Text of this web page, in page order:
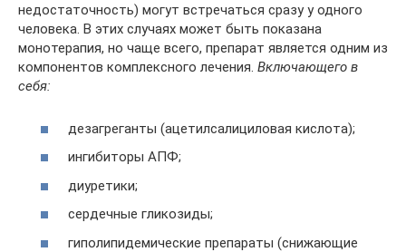
недостаточность) могут встречаться сразу у одного
человека. В этих случаях может быть показана
монотерапия, но чаще всего, препарат является одним из
компонентов комплексного лечения. Включающего в
себя:
дезагреганты (ацетилсалициловая кислота);
ингибиторы АПФ;
диуретики;
сердечные гликозиды;
гиполипидемические препараты (снижающие